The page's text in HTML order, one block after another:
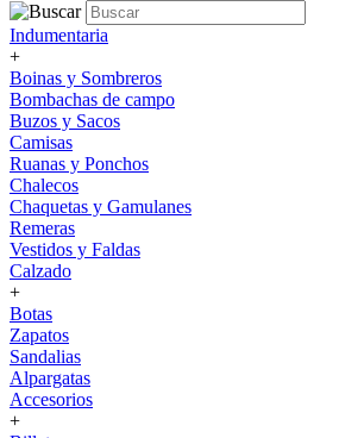
Indumentaria
+
Boinas y Sombreros
Bombachas de campo
Buzos y Sacos
Camisas
Ruanas y Ponchos
Chalecos
Chaquetas y Gamulanes
Remeras
Vestidos y Faldas
Calzado
+
Botas
Zapatos
Sandalias
Alpargatas
Accesorios
+